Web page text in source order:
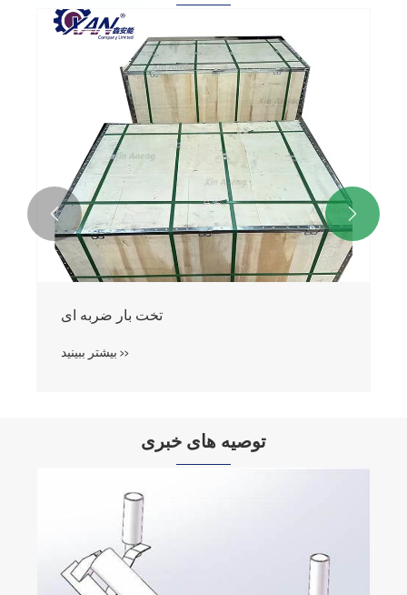
تخت ضربه ای
بیشتر ببینید >>
 
توصیه های خبری